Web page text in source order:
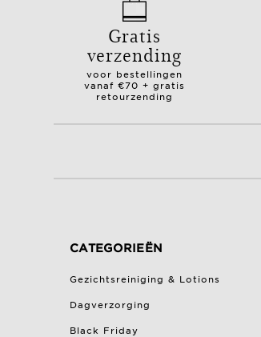
Gratis
verzending
voor bestellingen
vanaf €70 + gratis
retourzending
CATEGORIEËN
Gezichtsreiniging & Lotions
Dagverzorging
Black Friday